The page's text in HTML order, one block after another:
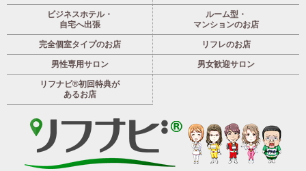
ビジネスホテル・
自宅へ出張
ルーム型・
マンションのお店
完全個室タイプのお店 リフレのお店
男性専用サロン 男女歓迎サロン
リフナビ®初回特典が
あるお店